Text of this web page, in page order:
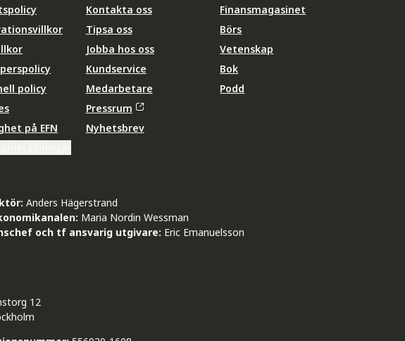
policy
på EFN
Kontakta oss
Tipsa oss
Jobba hos oss
Kundservice
Medarbetare
Pressrum
Nyhetsbrev
Finansmagasinet
Börs
Vetenskap
Bok
Podd
Anders Hägerstrand
Maria Nordin Wessman
och tf ansvarig utgivare: Eric Emanuelsson
12